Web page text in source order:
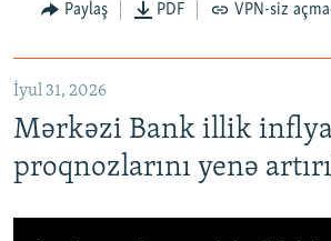
Paylaş PDF VPN-siz
İyul 31, 2026
Mərkəzi Bank illik
proqnozlarını yenə